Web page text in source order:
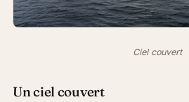
Ciel couvert
Un ciel couvert